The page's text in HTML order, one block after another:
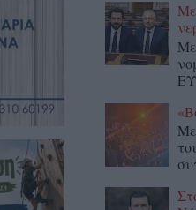
Με